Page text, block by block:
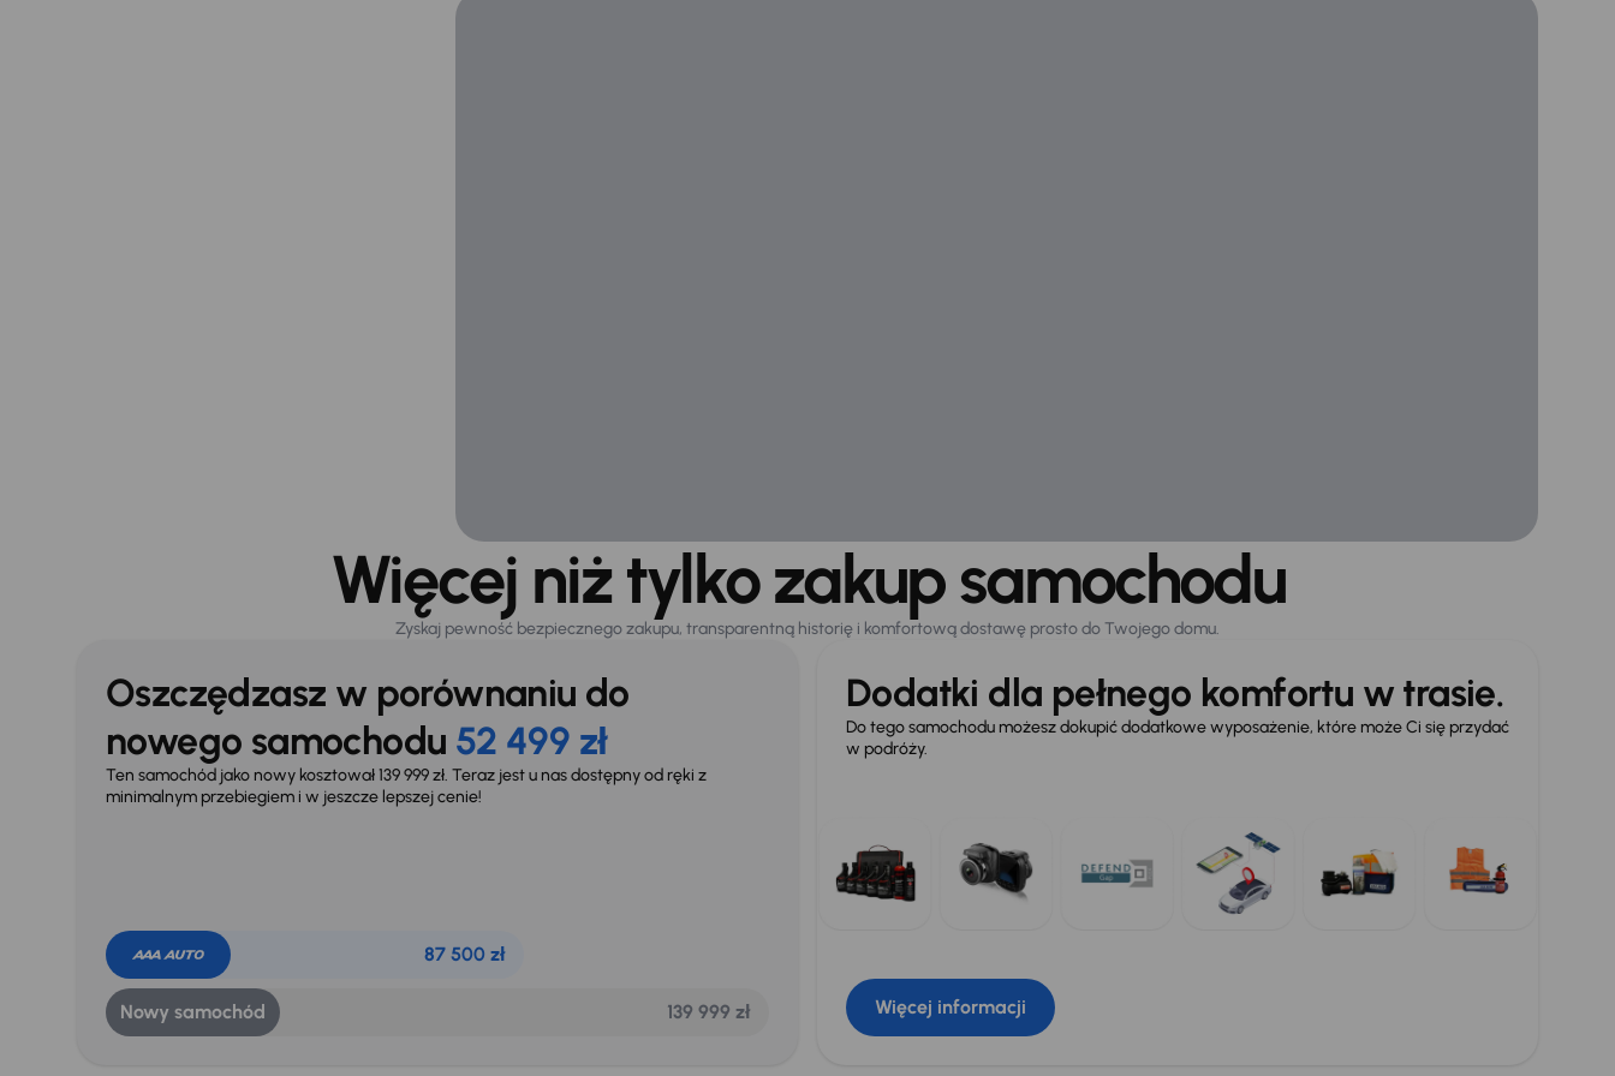
Więcej niż tylko zakup samochodu
Zyskaj pewność bezpiecznego zakupu, transparentną historię i komfortową dostawę prosto do Twojego domu.
Oszczędzasz w porównaniu do
nowego samochodu 52 499 zł
Ten samochód jako nowy kosztował 139 999 zł. Teraz jest u nas dostępny od ręki z
minimalnym przebiegiem i w jeszcze lepszej cenie!
87 500 zł
Nowy samochód 139 999 zł
Dodatki dla pełnego komfortu w trasie.
Do tego samochodu możesz dokupić dodatkowe wyposażenie, które może Ci się przydać
w podróży.
Więcej informacji